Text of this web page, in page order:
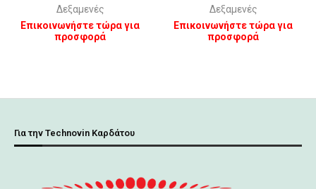
Δεξαμενές
Επικοινωνήστε τώρα για
προσφορά
Δεξαμενές
Επικοινωνήστε τώρα για
προσφορά
Για την Technovin Καρδάτου